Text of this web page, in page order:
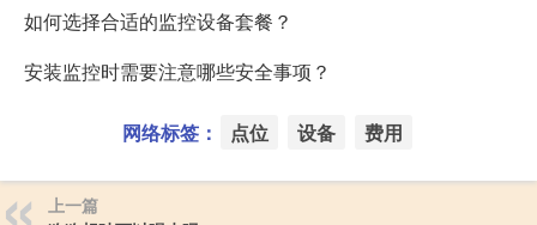
如何选择合适的监控设备套餐？
安装监控时需要注意哪些安全事项？
网络标签： 点位 设备 费用
上一篇